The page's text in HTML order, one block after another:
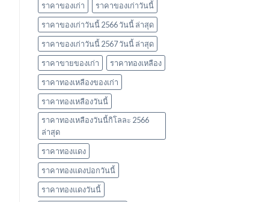
ราคาของเก่า
ราคาของเก่าวันนี้
ราคาของเก่าวันนี้ 2566 วันนี้ ล่าสุด
ราคาของเก่าวันนี้ 2567 วันนี้ ล่าสุด
ราคาขายของเก่า
ราคาทองเหลือง
ราคาทองเหลืองของเก่า
ราคาทองเหลืองวันนี้
ราคาทองเหลืองวันนี้กิโลละ 2566
ล่าสุด
ราคาทองแดง
ราคาทองแดงปอกวันนี้
ราคาทองแดงวันนี้